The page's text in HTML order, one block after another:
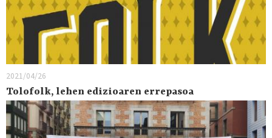
2021/04/26
Tolofolk, lehen edizioaren errepasoa